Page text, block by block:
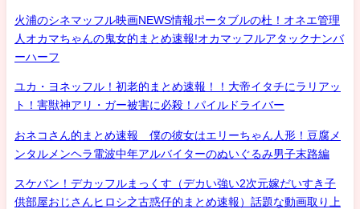
火浦のシネマッフル映画NEWS情報ポータブルの杜！オネエ管理
人オカマちゃんの鬼女的まとめ速報!オカマッフルアタックナンバ
ーハーフ
ユカ・ヨネッフル！初老的まとめ速報！！大帝イタチにラリアッ
ト！害獣神アリ・ガー被害に必殺！パイルドライバー
おネコさん的まとめ速報 僕の彼女はエリーちゃん人形！豆腐メ
ンタルメンヘラ電波中年アルバイターのぬいぐるみ男子末路編
スケバン！デカッフルまっくす（デカい強い2次元嫁だいすき子
供部屋おじさんヒロシ之古惑仔的まとめ速報）話題な動画取り上